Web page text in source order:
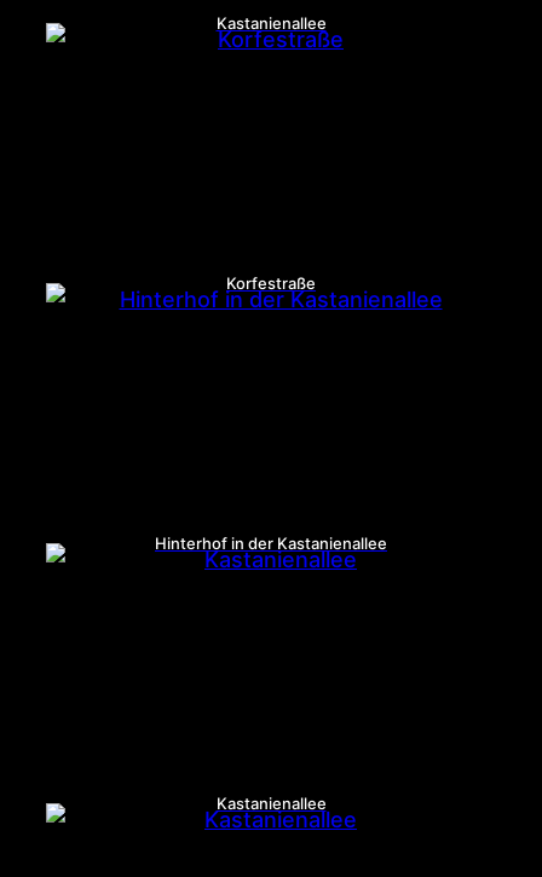
Kastanienallee
Korfestraße
Hinterhof in der Kastanienallee
Kastanienallee